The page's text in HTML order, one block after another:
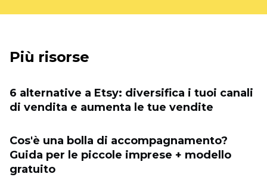
Più risorse
6 alternative a Etsy: diversifica i tuoi canali
di vendita e aumenta le tue vendite
Cos'è una bolla di accompagnamento?
Guida per le piccole imprese + modello
gratuito